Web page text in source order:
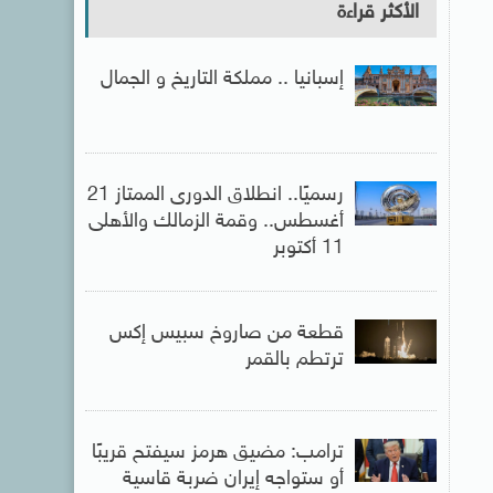
الأكثر قراءة
إسبانيا .. مملكة التاريخ و الجمال
رسميًا.. انطلاق الدورى الممتاز 21
أغسطس.. وقمة الزمالك والأهلى
11 أكتوبر
قطعة من صاروخ سبيس إكس
ترتطم بالقمر
ترامب: مضيق هرمز سيفتح قريبًا
أو ستواجه إيران ضربة قاسية